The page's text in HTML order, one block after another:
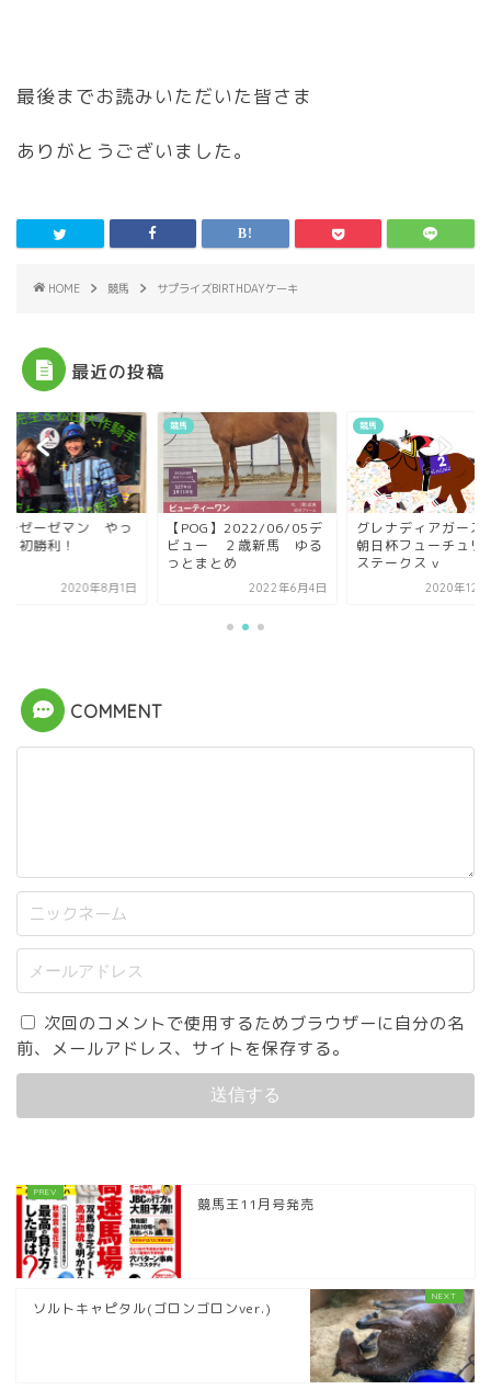
最後までお読みいただいた皆さま
ありがとうございました。
HOME 競馬 サプライズBIRTHDAYケーキ
最近の投稿
モゼーゼマン やっ
初勝利！
2020年8月1日
競馬
【POG】2022/06/05デ
ビュー ２歳新馬 ゆる
っとまとめ
2022年6月4日
競馬
グレナディアガー
朝日杯フューチュリ
ステークス v
2020年12
COMMENT
次回のコメントで使用するためブラウザーに自分の名
前、メールアドレス、サイトを保存する。
競馬王11月号発売
ソルトキャピタル(ゴロンゴロンver.)